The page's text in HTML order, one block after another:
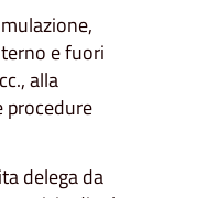
e fuori
alla
procedure
delega da